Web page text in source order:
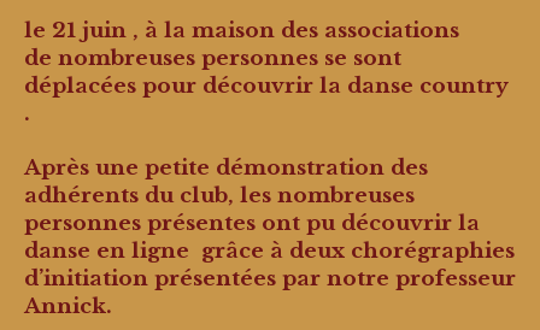
le 21 juin , à la maison des associations
de nombreuses personnes se sont
déplacées pour découvrir la danse country
.
Après une petite démonstration des
adhérents du club, les nombreuses
personnes présentes ont pu découvrir la
danse en ligne grâce à deux chorégraphies
d’initiation présentées par notre professeur
Annick.